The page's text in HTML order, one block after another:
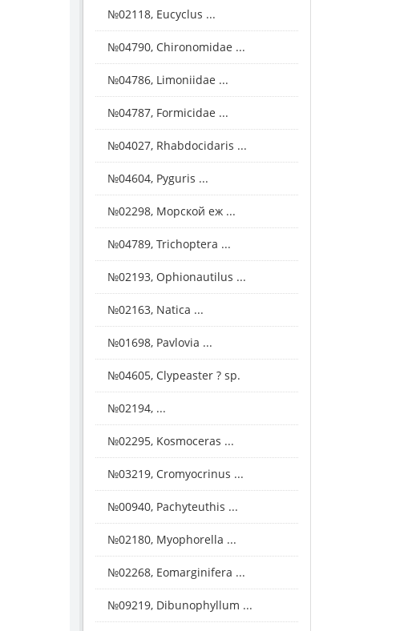
№02118, Eucyclus ...
№04790, Chironomidae ...
№04786, Limoniidae ...
№04787, Formicidae ...
№04027, Rhabdocidaris ...
№04604, Pyguris ...
№02298, Морской еж ...
№04789, Trichoptera ...
№02193, Ophionautilus ...
№02163, Natica ...
№01698, Pavlovia ...
№04605, Clypeaster ? sp.
№02194, ...
№02295, Kosmoceras ...
№03219, Cromyocrinus ...
№00940, Pachyteuthis ...
№02180, Myophorella ...
№02268, Eomarginifera ...
№09219, Dibunophyllum ...